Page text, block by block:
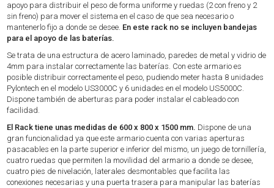
apoyo para distribuir el peso de forma uniforme y ruedas (2 con freno y 2
sin freno) para mover el sistema en el caso de que sea necesario o
mantenerlo fijo a donde se desee. En este rack no se incluyen bandejas
para el apoyo de las baterías.
Se trata de una estructura de acero laminado, paredes de metal y vidrio de
4mm para instalar correctamente las baterías. Con este armario es
posible distribuir correctamente el peso, pudiendo meter hasta 8 unidades
Pylontech en el modelo US3000C y 6 unidades en el modelo US5000C.
Dispone también de aberturas para poder instalar el cableado con
facilidad.
El Rack tiene unas medidas de 600 x 800 x 1500 mm. Dispone de una
gran funcionalidad ya que este armario cuenta con varias aperturas
pasacables en la parte superior e inferior del mismo, un juego de tornillería,
cuatro ruedas que permiten la movilidad del armario a donde se desee,
cuatro pies de nivelación, laterales desmontables que facilita las
conexiones necesarias y una puerta trasera para manipular las baterías